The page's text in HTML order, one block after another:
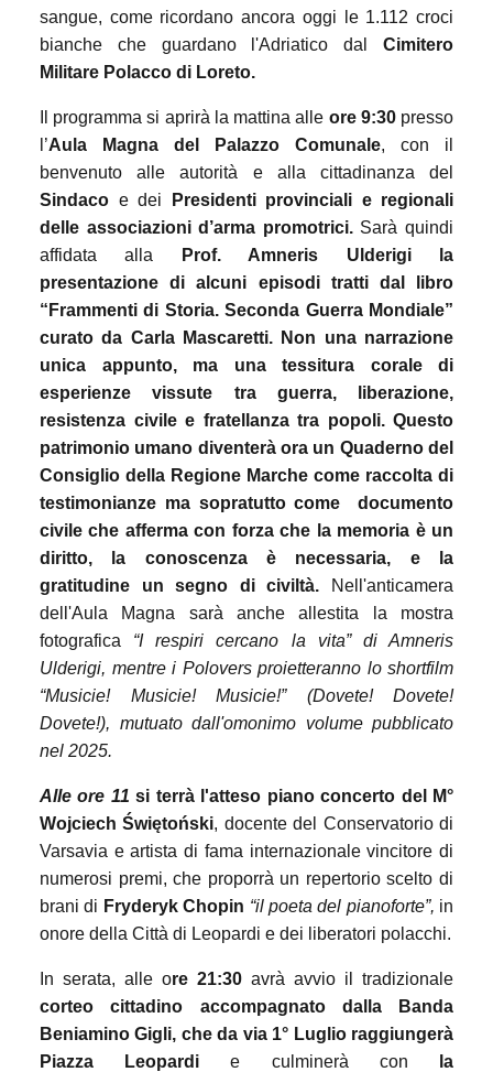
sangue, come ricordano ancora oggi le 1.112 croci
bianche che guardano l'Adriatico dal Cimitero
Militare Polacco di Loreto.
Il programma si aprirà la mattina alle ore 9:30presso
l’Aula Magna del Palazzo Comunale, con il
benvenuto alle autorità e alla cittadinanza del
Sindaco e dei
Presidenti provinciali e regionali
delle associazioni d’arma promotrici.Sarà quindi
affidata alla
Prof. Amneris Ulderigi la
presentazione di alcuni episodi tratti dal libro
“Frammenti di Storia. Seconda Guerra Mondiale”
curato da Carla Mascaretti. Non una narrazione
unica appunto, ma una tessitura corale di
esperienze vissute tra guerra, liberazione,
resistenza civile e fratellanza tra popoli. Questo
patrimonio umano diventerà ora un Quaderno del
Consiglio della Regione Marche come raccolta di
testimonianze ma sopratutto come
documento
civile che afferma con forza che la memoria è un
diritto, la conoscenza è necessaria, e la
gratitudine un segno di civiltà.
Nell'anticamera
dell'Aula Magna sarà anche allestita la mostra
fotografica “I respiri cercano la vita” di Amneris
Ulderigi, mentre i Polovers proietteranno lo shortfilm
“Musicie! Musicie! Musicie!” (Dovete! Dovete!
Dovete!), mutuato dall'omonimo volume pubblicato
nel 2025.
Alle ore 11 si terrà l'atteso piano concerto del M°
Wojciech Świętoński, docente del Conservatorio di
Varsavia e artista di fama internazionale vincitore di
numerosi premi, che proporrà un repertorio scelto di
brani di Fryderyk Chopin “il poeta del pianoforte”, in
onore della Città di Leopardi e dei liberatori polacchi.
In serata, alle ore 21:30 avrà avvio il tradizionale
corteo cittadino accompagnato dalla Banda
Beniamino Gigli, che da via 1° Luglio raggiungerà
Piazza Leopardi e culminerà con la